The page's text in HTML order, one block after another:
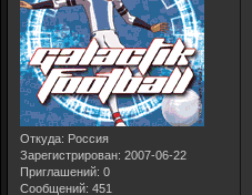
Откуда: Россия
Зарегистрирован: 2007-06-22
Приглашений: 0
Сообщений: 451